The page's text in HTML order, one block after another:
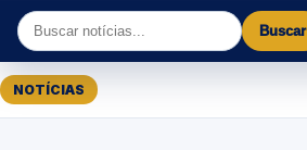
Buscar
NOTÍCIAS